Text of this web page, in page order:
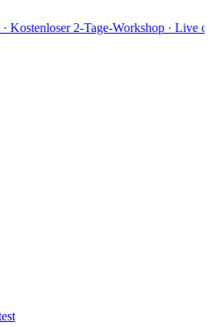
2-Tage-Workshop · Live online